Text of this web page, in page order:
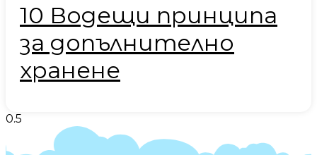
10 Водещи принципа
за допълнително
хранене